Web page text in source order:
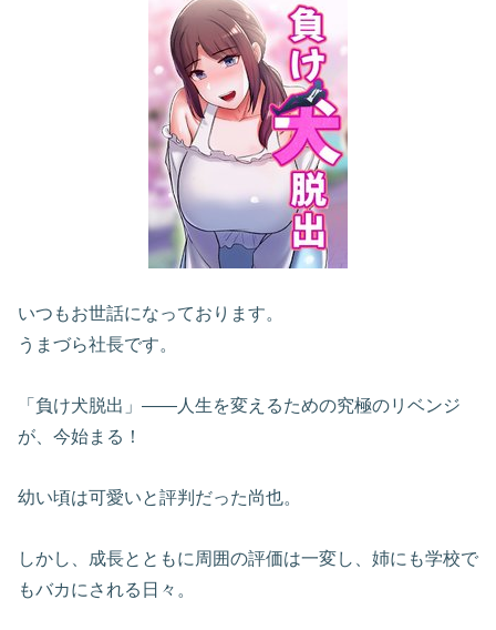
いつもお世話になっております。
うまづら社長です。
「負け犬脱出」——人生を変えるための究極のリベンジ
が、今始まる！
幼い頃は可愛いと評判だった尚也。
しかし、成長とともに周囲の評価は一変し、姉にも学校で
もバカにされる日々。